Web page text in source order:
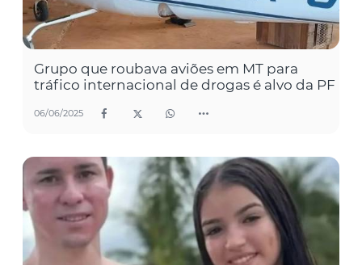
Grupo que roubava aviões em MT para
tráfico internacional de drogas é alvo da PF
06/06/2025